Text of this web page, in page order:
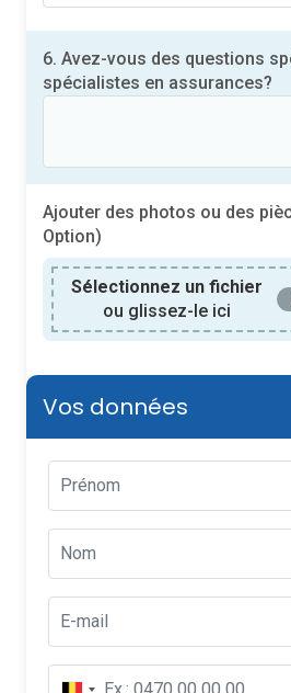
6. Avez-vous des questions
spécialistes en assurances?
Ajouter des photos ou des
Option)
Sélectionnez un fichier
ou glissez-le ici
Vos données